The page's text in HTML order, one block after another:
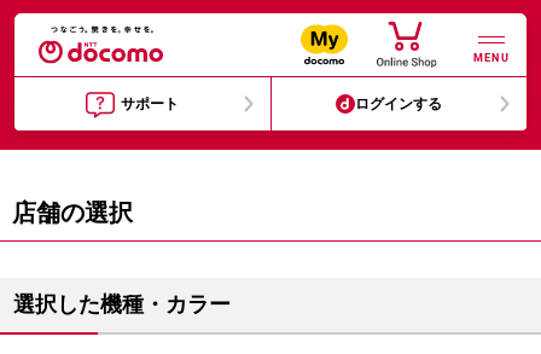
MENU
サポート ログインする
店舗の選択
選択した機種・カラー